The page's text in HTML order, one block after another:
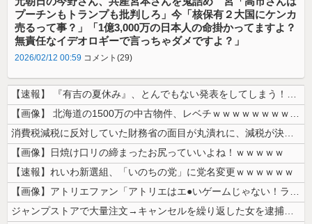
プーチンもトランプも批判しろ」今「核保有２大国にケンカ
売るって事？」「1億3,000万の日本人の命掛かってますよ？
無責任なイデオロギーで言っちゃダメですよ？」
2026/02/12 00:59 コメント(29)
【速報】 『有吉の夏休み』、とんでもない発表をしてしまう！！！！！
【画像】 北海道の1500万の中古物件、レベチｗｗｗｗｗｗｗｗｗｗｗｗ...
消費税減税に反対していた財務省の面目が丸潰れに、減税が決まった途端に市...
【画像】日焼け口リの締まったお尻っていいよね！ｗｗｗｗｗ
【速報】れいわ新選組、「いのちの党」に党名変更ｗｗｗｗｗｗ
【画像】アトリエファン「アトリエはエ●いゲームじゃない！ライザを性的な...
ジャンプストアで大量注文→キャンセルを繰り返した女を逮捕 「注文で欲求...